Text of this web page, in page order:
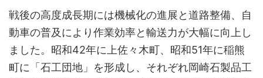
戦後の高度成長期には機械化の進展と道路整備、自
動車の普及により作業効率と輸送力が大幅に向上し
ました。昭和42年に上佐々木町、昭和51年に稲熊
町に「石工団地」を形成し、それぞれ岡崎石製品工